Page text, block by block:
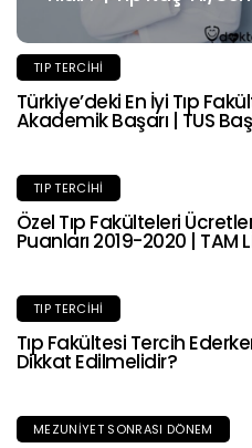
TIP TERCIHI
Türkiye’deki En İyi Tıp
Akademik Başarı | TUS
TIP TERCIHI
Özel Tıp Fakülteleri
Puanları 2019-2020 | TAM
TIP TERCIHI
Tıp Fakültesi Tercih
Dikkat Edilmelidir?
MEZUNIYET SONRASI DÖNEM